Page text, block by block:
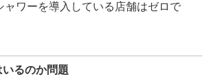
ャワーを導入している店舗はゼロで
るのか問題